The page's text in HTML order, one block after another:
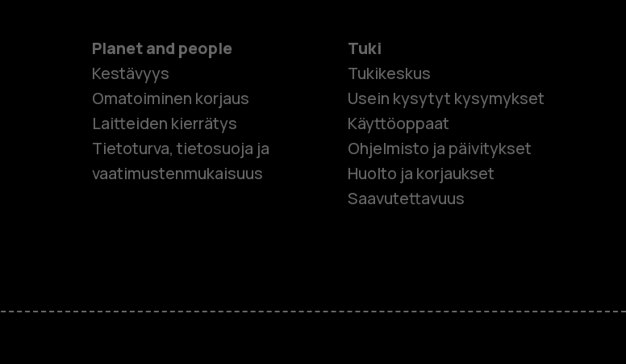
Älypuhelimet
Perinteiset puhelimet
HMD Terra M
Planet and people
Kestävyys
Omatoiminen korjaus
Laitteiden kierrätys
Tietoturva, tietosuoja ja
vaatimustenmukaisuus
Tuki
Tukikeskus
Usein kysytyt kysymykset
Käyttöoppaat
Ohjelmisto ja päivitykset
Huolto ja korjaukset
Saavutettavuus